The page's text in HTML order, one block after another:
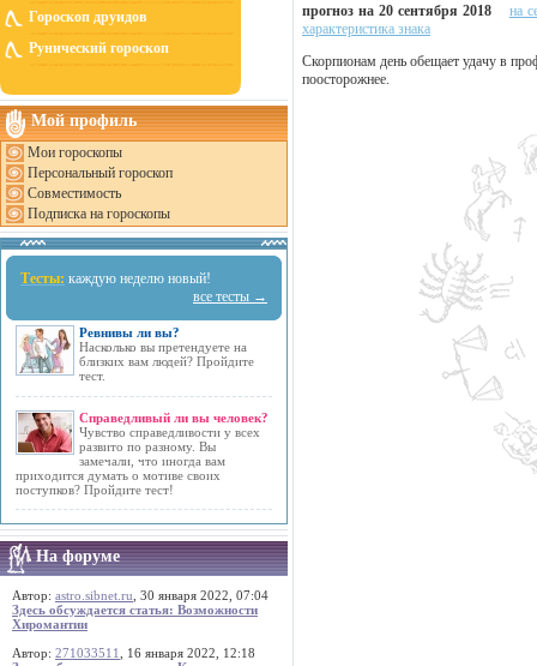
Гороскоп друидов
Рунический гороскоп
Мой профиль
Мои гороскопы
Персональный гороскоп
Совместимость
Подписка на гороскопы
Тесты: каждую неделю новый!
все тесты →
Ревнивы ли вы?
Насколько вы претендуете на
близких вам людей? Пройдите
тест.
Справедливый ли вы человек?
Чувство справедливости у всех
развито по разному. Вы
замечали, что иногда вам
приходится думать о мотиве своих
поступков? Пройдите тест!
На форуме
Автор: astro.sibnet.ru , 30 января 2022, 07:04
Здесь обсуждается статья: Возможности
Хиромантии
Автор: 271033511
, 16 января 2022, 12:18
прогноз на 20 сентября 2018
на
характеристика знака
Скорпионам день обещает удачу в
поосторожнее.